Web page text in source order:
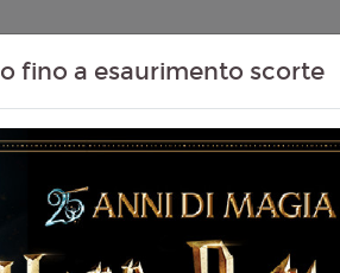
Eventi Passati Tecnologie
08
Agosto
09
Domenica
10
fino a esaurimento scorte